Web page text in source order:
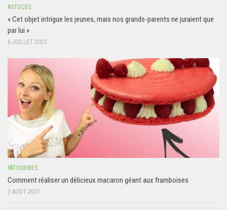
ASTUCES
« Cet objet intrigue les jeunes, mais nos grands-parents ne juraient que
par lui »
6 JUILLET 2025
PÂTISSERIES
Comment réaliser un délicieux macaron géant aux framboises
3 AOÛT 2017